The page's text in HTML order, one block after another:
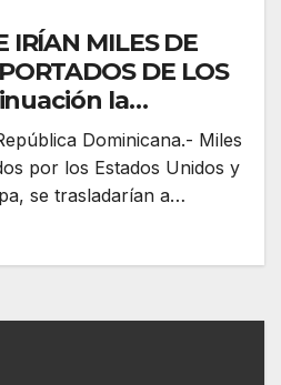
IRÍAN MILES DE
DE LOS
la
Dominicana.- Miles
por los Estados Unidos y
se trasladarían a…